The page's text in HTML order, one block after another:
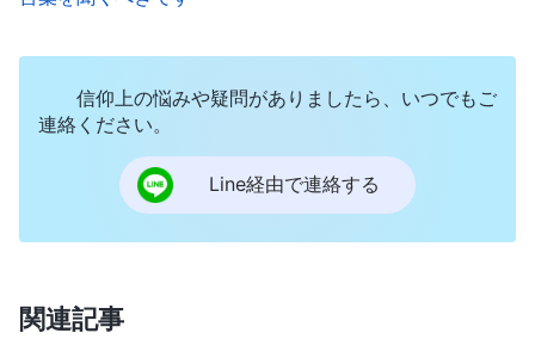
た後、教会を敵に売り渡すことを拒否したにもかか
美し、神の前で達成されたことを自分の手柄にする
人もいます。さらに、他者との人間関係において、
何かが自分の利益を侵害し始めたとたん、嘘をつい
て他者をだまさざるをえなくなります。これはほん
の数例に過ぎません。私たちはサタン的な堕落した
り神に抗う可能性があります。そんなことでいった
信仰上の悩みや疑問がありましたら、いつでもご
連絡ください。
Line経由で連絡する
関連記事